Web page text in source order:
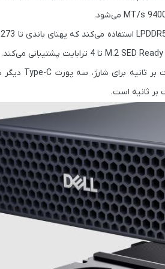
می‌شود.
استفاده می‌کند که پهنای باندی تا 273 گیگابایت بر ثانیه
پشتیبانی می‌کند.
، سه پورت Type-C دیگر با توان مشابه
است.